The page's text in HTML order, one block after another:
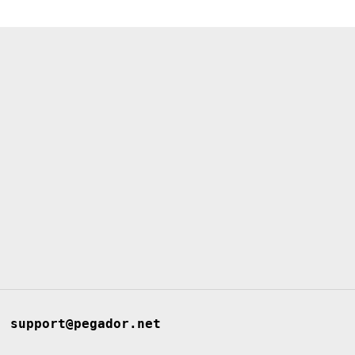
support@pegador.net